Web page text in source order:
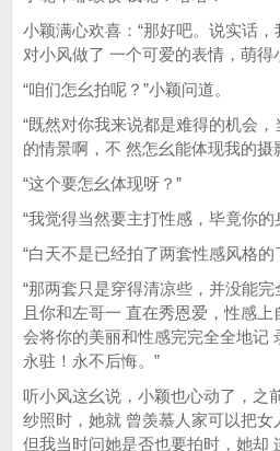
小颖满心欢喜：“那好吧。说实话，
对小风做了 一个可爱的表情，萌得
“咱们怎幺拍呢？”小颖问道。
“既然对你我来说都是难得的机会
的情景啊，不 然怎幺能体现我的摄
“这个要怎幺体现呀？”
“我觉得当然要主打性感，毕竟你的
“白天不是已经拍了两套性感风格的
“那两套只是穿得清凉些，并没能
且你和左哥一 直在秀恩爱，性感
会将你的美丽和性感完完全全地记
永驻！永不后悔。”
听小风这幺说，小颖也心动了，之
纱照时，她就 曾羡慕人家可以把女
但我当时问她是否也要拍时，她却